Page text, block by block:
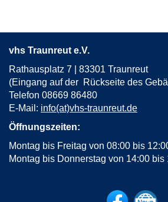
vhs Traunreut e.V.
Rathausplatz 7 | 83301 Traunreut
(Eingang auf der Rückseite des
Telefon 08669 86480
E-Mail: info(at)vhs-traunreut.de
Öffnungszeiten:
Montag bis Freitag von 08:00 bis
Montag bis Donnerstag von 14:00 bis